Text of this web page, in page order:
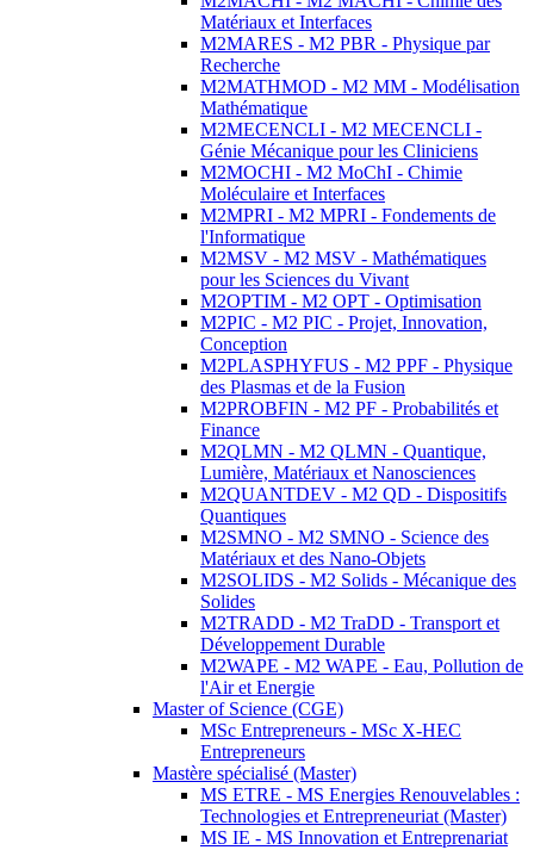
Matériaux et Interfaces
M2MARES - M2 PBR - Physique par
Recherche
M2MATHMOD - M2 MM - Modélisation
Mathématique
M2MECENCLI - M2 MECENCLI -
Génie Mécanique pour les Cliniciens
M2MOCHI - M2 MoChI - Chimie
Moléculaire et Interfaces
M2MPRI - M2 MPRI - Fondements de
l'Informatique
M2MSV - M2 MSV - Mathématiques
pour les Sciences du Vivant
M2OPTIM - M2 OPT - Optimisation
M2PIC - M2 PIC - Projet, Innovation,
Conception
M2PLASPHYFUS - M2 PPF - Physique
des Plasmas et de la Fusion
M2PROBFIN - M2 PF - Probabilités et
Finance
M2QLMN - M2 QLMN - Quantique,
Lumière, Matériaux et Nanosciences
M2QUANTDEV - M2 QD - Dispositifs
Quantiques
M2SMNO - M2 SMNO - Science des
Matériaux et des Nano-Objets
M2SOLIDS - M2 Solids - Mécanique des
Solides
M2TRADD - M2 TraDD - Transport et
Développement Durable
M2WAPE - M2 WAPE - Eau, Pollution de
l'Air et Energie
Master of Science (CGE)
MSc Entrepreneurs - MSc X-HEC
Entrepreneurs
Mastère spécialisé (Master)
MS ETRE - MS Energies Renouvelables :
Technologies et Entrepreneuriat (Master)
MS IE - MS Innovation et Entreprenariat